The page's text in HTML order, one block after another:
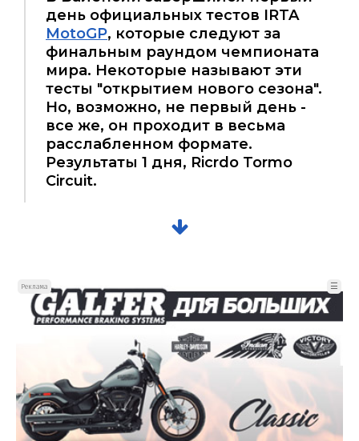
день официальных тестов IRTA
MotoGP, которые следуют за
финальным раундом чемпионата
мира. Некоторые называют эти
тесты "открытием нового сезона".
Но, возможно, не первый день -
все же, он проходит в весьма
расслабленном формате.
Результаты 1 дня, Ricrdo Tormo
Circuit.
Реклама ☰